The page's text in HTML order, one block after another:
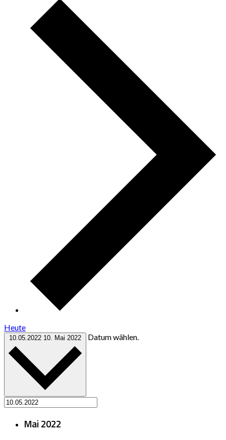
Heute
10.05.2022 10. Mai 2022 Datum wählen.
Mai 2022